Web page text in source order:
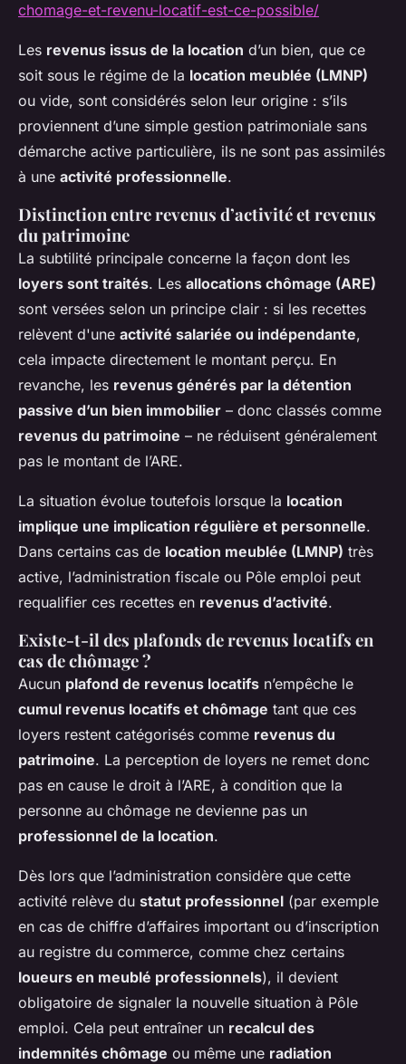
chomage-et-revenu-locatif-est-ce-possible/
Les revenus issus de la location d’un bien, que ce
soit sous le régime de la location meublée (LMNP)
ou vide, sont considérés selon leur origine : s’ils
proviennent d’une simple gestion patrimoniale sans
démarche active particulière, ils ne sont pas assimilés
à une activité professionnelle.
Distinction entre revenus d’activité et revenus
du patrimoine
La subtilité principale concerne la façon dont les
loyers sont traités. Les allocations chômage (ARE)
sont versées selon un principe clair : si les recettes
relèvent d'une activité salariée ou indépendante,
cela impacte directement le montant perçu. En
revanche, les revenus générés par la détention
passive d’un bien immobilier – donc classés comme
revenus du patrimoine – ne réduisent généralement
pas le montant de l’ARE.
La situation évolue toutefois lorsque la location
implique une implication régulière et personnelle.
Dans certains cas de location meublée (LMNP) très
active, l’administration fiscale ou Pôle emploi peut
requalifier ces recettes en revenus d’activité.
Existe-t-il des plafonds de revenus locatifs en
cas de chômage ?
Aucun plafond de revenus locatifs n’empêche le
cumul revenus locatifs et chômage tant que ces
loyers restent catégorisés comme revenus du
patrimoine. La perception de loyers ne remet donc
pas en cause le droit à l’ARE, à condition que la
personne au chômage ne devienne pas un
professionnel de la location.
Dès lors que l’administration considère que cette
activité relève du statut professionnel (par exemple
en cas de chiffre d’affaires important ou d’inscription
au registre du commerce, comme chez certains
loueurs en meublé professionnels), il devient
obligatoire de signaler la nouvelle situation à Pôle
emploi. Cela peut entraîner un recalcul des
indemnités chômage ou même une radiation